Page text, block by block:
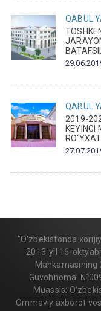
QABUL
BATAFSIL
QABUL
2019-
KEYINGI
"O‘zbekistonda
2013-yil 16-
Mahkamasining
Guvohnoma:
Muassis:
Ommaviy axborot